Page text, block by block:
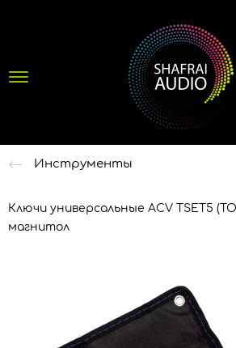
Инструменты
Ключи универсальные ACV TSET5
магнитол